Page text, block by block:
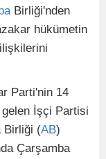
Birliği'nden
hükümetin
Parti'nin 14
gelen İşçi Partisi
Birliği (AB)
Çarşamba